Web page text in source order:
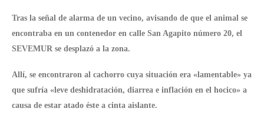
Tras la señal de alarma de un vecino, avisando de que el animal se
encontraba en un contenedor en calle San Agapito número 20, el
SEVEMUR se desplazó a la zona.
Allí, se encontraron al cachorro cuya situación era «lamentable» ya
que sufría «leve deshidratación, diarrea e inflación en el hocico» a
causa de estar atado éste a cinta aislante.